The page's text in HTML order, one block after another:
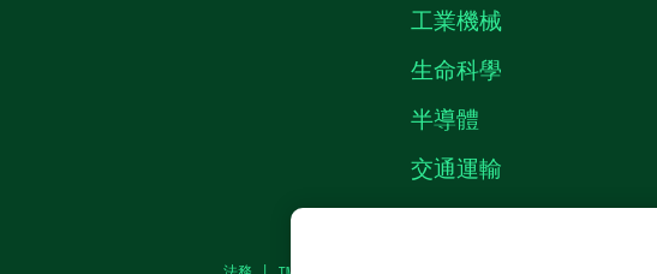
工業機械
生命科學
半導體
交通運輸